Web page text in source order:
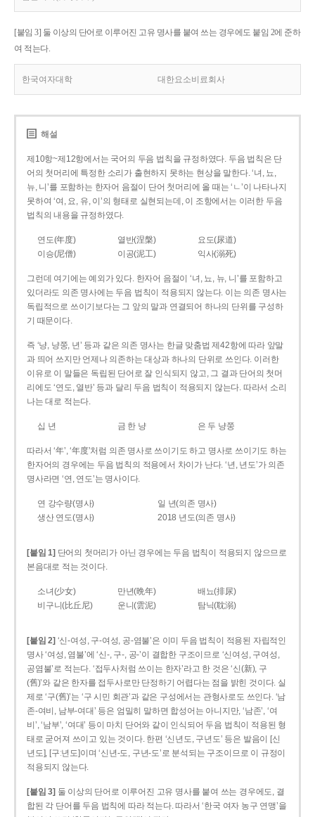
[붙임 3] 둘 이상의 단어로 이루어진 고유 명사를 붙여 쓰는 경우에도 붙임 2에 준하
여 적는다.
한국여자대학 대한요소비료회사
해설
제10항~제12항에서는 국어의 두음 법칙을 규정하였다. 두음 법칙은 단
어의 첫머리에 특정한 소리가 출현하지 못하는 현상을 말한다. ‘녀, 뇨,
뉴, 니’를 포함하는 한자어 음절이 단어 첫머리에 올 때는 ‘ㄴ’이 나타나지
못하여 ‘여, 요, 유, 이’의 형태로 실현되는데, 이 조항에서는 이러한 두음
법칙의 내용을 규정하였다.
연도(年度) 열반(涅槃)
요도(尿道)
이승(尼僧)
이공(泥工) 익사(溺死)
그런데 여기에는 예외가 있다. 한자어 음절이 ‘녀, 뇨, 뉴, 니’를 포함하고
있더라도 의존 명사에는 두음 법칙이 적용되지 않는다. 이는 의존 명사는
독립적으로 쓰이기보다는 그 앞의 말과 연결되어 하나의 단위를 구성하
기 때문이다.
즉 ‘냥, 냥쭝, 년’ 등과 같은 의존 명사는 한글 맞춤법 제42항에 따라 앞말
과 띄어 쓰지만 언제나 의존하는 대상과 하나의 단위로 쓰인다. 이러한
이유로 이 말들은 독립된 단어로 잘 인식되지 않고, 그 결과 단어의 첫머
리에도 ‘연도, 열반’ 등과 달리 두음 법칙이 적용되지 않는다. 따라서 소리
나는 대로 적는다.
십 년 금 한 냥 은 두 냥쭝
따라서 ‘年’, ‘年度’처럼 의존 명사로 쓰이기도 하고 명사로 쓰이기도 하는
한자어의 경우에는 두음 법칙의 적용에서 차이가 난다. ‘년, 년도’가 의존
명사라면 ‘연, 연도’는 명사이다.
연 강수량(명사)
일 년(의존 명사)
생산 연도(명사)
2018 년도(의존 명사)
[붙임 1] 단어의 첫머리가 아닌 경우에는 두음 법칙이 적용되지 않으므로
본음대로 적는 것이다.
소녀(少女) 만년(晩年)
배뇨(排尿)
비구니(比丘尼)
운니(雲泥) 탐닉(耽溺)
[붙임 2] ‘신-여성, 구-여성, 공-염불’은 이미 두음 법칙이 적용된 자립적인
명사 ‘여성, 염불’에 ‘신-, 구-, 공-’이 결합한 구조이므로 ‘신여성, 구여성,
공염불’로 적는다. ‘접두사처럼 쓰이는 한자’라고 한 것은 ‘신(新), 구
(舊)’와 같은 한자를 접두사로만 단정하기 어렵다는 점을 밝힌 것이다. 실
제로 ‘구(舊)’는 ‘구 시민 회관’과 같은 구성에서는 관형사로도 쓰인다. ‘남
존­-여비, 남부-­여대’ 등은 엄밀히 말하면 합성어는 아니지만, ‘남존’, ‘여
비’, ‘남부’, ‘여대’ 등이 마치 단어와 같이 인식되어 두음 법칙이 적용된 형
태로 굳어져 쓰이고 있는 것이다. 한편 ‘신년도, 구년도’ 등은 발음이 [신
년도], [구ː년도]이며 ‘신년­-도, 구년-­도’로 분석되는 구조이므로 이 규정이
적용되지 않는다.
[붙임 3] 둘 이상의 단어로 이루어진 고유 명사를 붙여 쓰는 경우에도, 결
합된 각 단어를 두음 법칙에 따라 적는다. 따라서 ‘한국 여자 농구 연맹’을